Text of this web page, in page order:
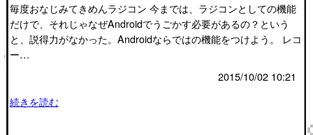
毎度おなじみてきめんラジコン 今までは、ラジコンとしての機能
だけで、それじゃなぜAndroidでうごかす必要があるの？という
と、説得力がなかった。Androidならではの機能をつけよう。 レコ
ー…
2015/10/02 10:21
続きを読む